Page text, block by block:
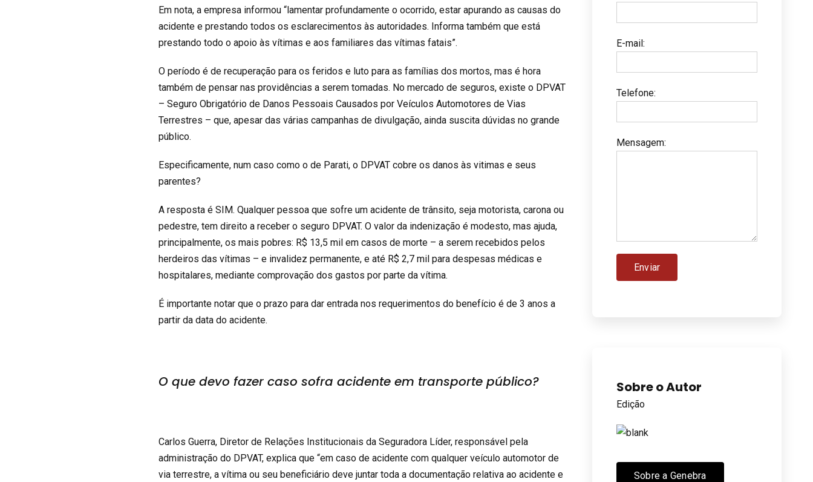
Em nota, a empresa informou “lamentar profundamente o ocorrido, estar apurando as causas do
acidente e prestando todos os esclarecimentos às autoridades. Informa também que está
prestando todo o apoio às vítimas e aos familiares das vítimas fatais”.
O período é de recuperação para os feridos e luto para as famílias dos mortos, mas é hora
também de pensar nas providências a serem tomadas. No mercado de seguros, existe o DPVAT
– Seguro Obrigatório de Danos Pessoais Causados por Veículos Automotores de Vias
Terrestres – que, apesar das várias campanhas de divulgação, ainda suscita dúvidas no grande
público.
Especificamente, num caso como o de Parati, o DPVAT cobre os danos às vitimas e seus
parentes?
A resposta é SIM. Qualquer pessoa que sofre um acidente de trânsito, seja motorista, carona ou
pedestre, tem direito a receber o seguro DPVAT. O valor da indenização é modesto, mas ajuda,
principalmente, os mais pobres: R$ 13,5 mil em casos de morte – a serem recebidos pelos
herdeiros das vítimas – e invalidez permanente, e até R$ 2,7 mil para despesas médicas e
hospitalares, mediante comprovação dos gastos por parte da vítima.
É importante notar que o prazo para dar entrada nos requerimentos do benefício é de 3 anos a
partir da data do acidente.
O que devo fazer caso sofra acidente em transporte público?
Carlos Guerra, Diretor de Relações Institucionais da Seguradora Líder, responsável pela
administração do DPVAT, explica que “em caso de acidente com qualquer veículo automotor de
via terrestre, a vítima ou seu beneficiário deve juntar toda a documentação relativa ao acidente e
E-mail:
Telefone:
Mensagem:
Sobre o Autor
Edição
Sobre a Genebra